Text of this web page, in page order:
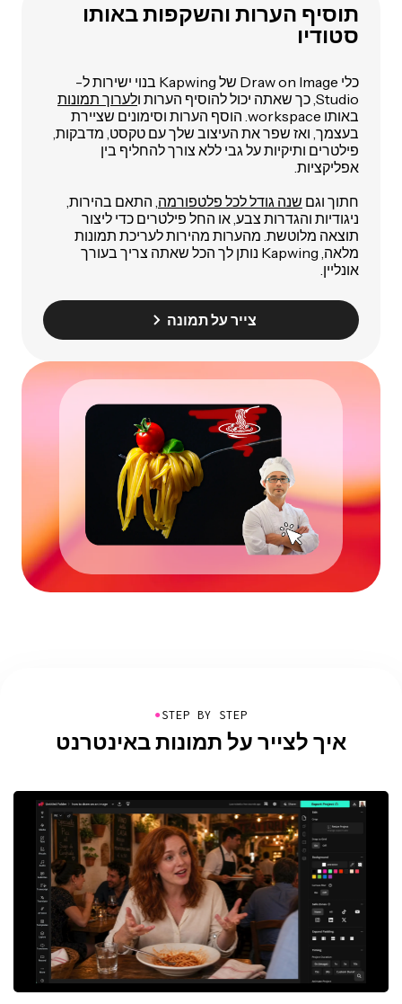
תוסיף הערות והשקפות באותו
סטודיו
כלי Draw on Image של Kapwing בנוי ישירות ל-
Studio, כך שאתה יכול להוסיף הערות ו
לערוך תמונות
באותו workspace. הוסף הערות וסימונים שציירת
בעצמך, ואז שפר את העיצוב שלך עם טקסט, מדבקות,
פילטרים ותיקיות על גבי ללא צורך להחליף בין
אפליקציות.
חתוך וגם שנה גודל לכל פלטפורמה, התאם בהירות,
ניגודיות והגדרות צבע, או החל פילטרים כדי ליצור
תוצאה מלוטשת. מהערות מהירות לעריכת תמונות
מלאה, Kapwing נותן לך הכל שאתה צריך בעורך
אונליין.
צייר על תמונה
●STEP BY STEP
איך לצייר על תמונות באינטרנט